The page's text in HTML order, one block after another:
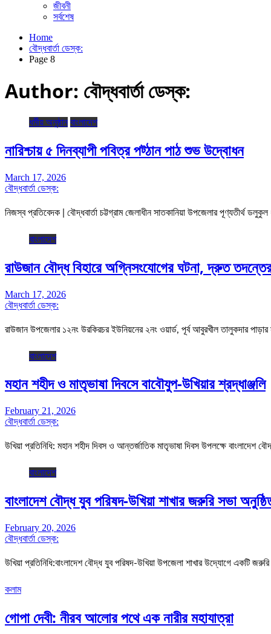
জীবনী
সর্বশেষ
Home
বৌদ্ধবার্তা ডেস্ক:
Page 8
Author: বৌদ্ধবার্তা ডেস্ক:
ধর্মীয় অনুষ্ঠান বাংলাদেশ
নারিশ্চায় ৫ দিনব্যাপী পবিত্র পট্ঠান পাঠ শুভ উদ্বোধন
March 17, 2026
বৌদ্ধবার্তা ডেস্ক:
নিজস্ব প্রতিবেদক | বৌদ্ধবার্তা চট্টগ্রাম জেলাধীন সাতকানিয়া উপজেলার পূণ্যতীর্থ ডলুকুল
বাংলাদেশ
রাউজান বৌদ্ধ বিহারে অগ্নিসংযোগের ঘটনা, দ্রুত তদন্তের
March 17, 2026
বৌদ্ধবার্তা ডেস্ক:
রাউজান উপজেলার ১২নং উরকিরচর ইউনিয়নের ২নং ওয়ার্ড, পূর্ব আবুরখীল তালুকদার
বাংলাদেশ
মহান শহীদ ও মাতৃভাষা দিবসে বাবৌযুপ-উখিয়ার শ্রদ্ধাঞ্জলি
February 21, 2026
বৌদ্ধবার্তা ডেস্ক:
উখিয়া প্রতিনিধি: মহান শহীদ দিবস ও আন্তর্জাতিক মাতৃভাষা দিবস উপলক্ষে বাংলাদেশ
বাংলাদেশ
বাংলাদেশ বৌদ্ধ যুব পরিষদ-উখিয়া শাখার জরুরি সভা
February 20, 2026
বৌদ্ধবার্তা ডেস্ক:
উখিয়া প্রতিনিধি:বাংলাদেশ বৌদ্ধ যুব পরিষদ-উখিয়া উপজেলা শাখার উদ্যোগে একটি
কলাম
গোপা দেবী: নীরব আলোর পথে এক নারীর মহাযাত্রা